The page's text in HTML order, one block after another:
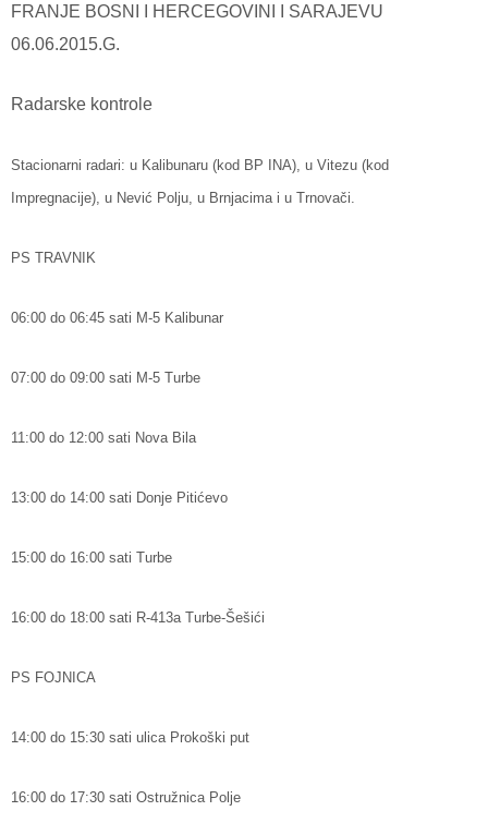
FRANJE BOSNI I HERCEGOVINI I SARAJEVU
06.06.2015.G.
Radarske kontrole
Stacionarni radari: u Kalibunaru (kod BP INA), u Vitezu (kod
Impregnacije), u Nević Polju, u Brnjacima i u Trnovači.
PS TRAVNIK
06:00 do 06:45 sati M-5 Kalibunar
07:00 do 09:00 sati M-5 Turbe
11:00 do 12:00 sati Nova Bila
13:00 do 14:00 sati Donje Pitićevo
15:00 do 16:00 sati Turbe
16:00 do 18:00 sati R-413a Turbe-Šešići
PS FOJNICA
14:00 do 15:30 sati ulica Prokoški put
16:00 do 17:30 sati Ostružnica Polje